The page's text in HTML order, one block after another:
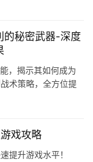
的秘密武器-深度
，揭示其如何成为
术策略，全方位提
戏攻略
提升游戏水平！